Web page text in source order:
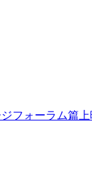
フォーラム篇